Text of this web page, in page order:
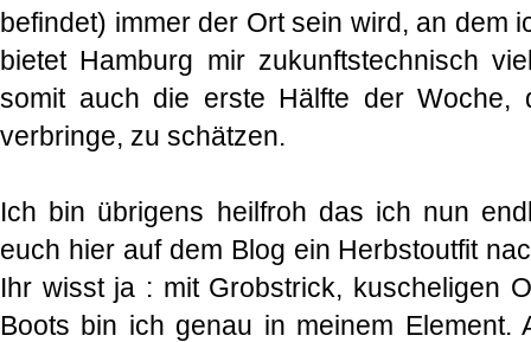
befindet) immer der Ort sein wird, an dem
bietet Hamburg mir zukunftstechnisch
somit auch die erste Hälfte der Woche,
verbringe, zu schätzen.
Ich bin übrigens heilfroh das ich nun
euch hier auf dem Blog ein Herbstoutfit
Ihr wisst ja : mit Grobstrick, kuscheligen
Boots bin ich genau in meinem Element.